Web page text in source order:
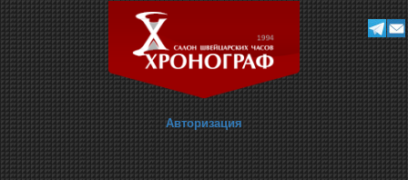
Авторизация